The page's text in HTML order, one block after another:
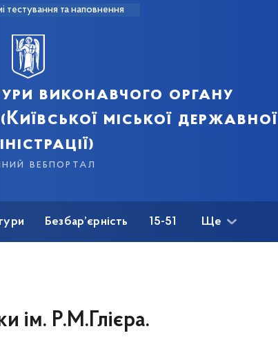
тестування та наповнення
виконавчого органу
міської державної
вебпортал
Безбар’єрність 15-51 Ще
ім. Р.М.Глієра.